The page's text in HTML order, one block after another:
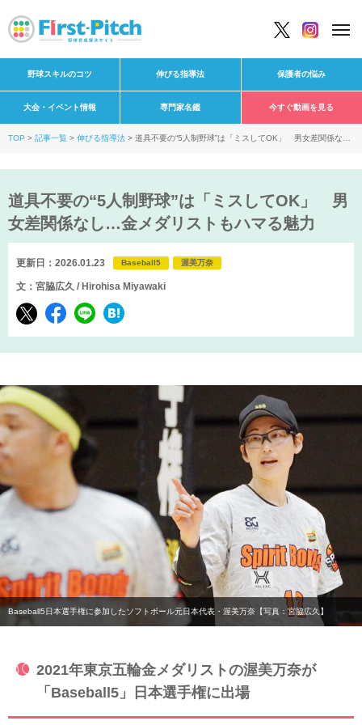
野球スキルのコツ 伸びる指導法 保護者の悩み
大会・イベント情報 専門家名鑑 今すぐ動画を見る
TOP 記事一覧 伸びる指導法
道具不要の“5人制野球”は「ミスしてOK」 男女差関係な
道具不要の“5人制野球”は「ミスしてOK」 男
女差関係なし…金メダリストもハマる魅力
更新日：2026.01.23 Baseball5 渥美万奈
文：宮脇広久 / Hirohisa Miyawaki
Baseball5日本選手権に参加したソフトボール元日本代表・渥美万奈【写真：宮脇広久】
2021年東京五輪金メダリストの渥美万奈が
「Baseball5」日本選手権に出場